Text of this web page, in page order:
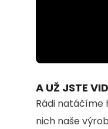
A UŽ JSTE
Rádi natáčíme
nich naše